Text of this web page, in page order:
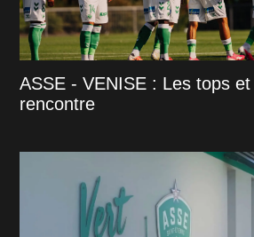
ASSE - VENISE : Les tops
rencontre